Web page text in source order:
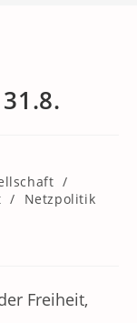
/
/
Netzpolitik
Freiheit,